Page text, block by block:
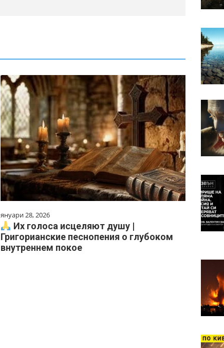
януари 28, 2026
Их голоса исцеляют душу |
Григорианские песнопения о глубоком
внутреннем покое